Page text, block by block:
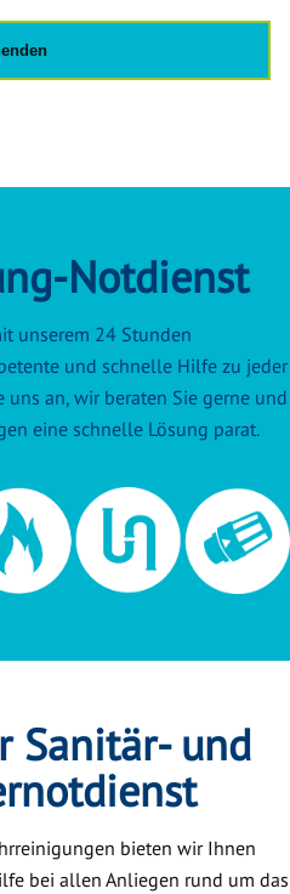
Notdienst
unserem 24 Stunden
und schnelle Hilfe zu jeder
uns an, wir beraten Sie gerne und
eine schnelle Lösung parat.
Sanitär- und
bieten wir Ihnen
bei allen Anliegen rund um das